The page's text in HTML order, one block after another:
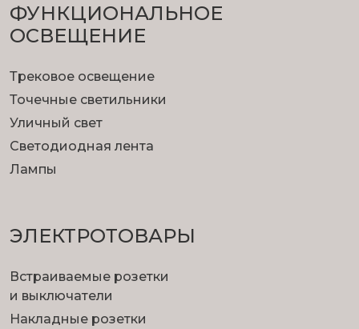
ФУНКЦИОНА­ЛЬНОЕ
ОСВЕЩЕНИЕ
Трековое освещение
Точечные светильники
Уличный свет
Светодиодная лента
Лампы
ЭЛЕКТРОТОВАРЫ
Встраиваемые розетки
и выключатели
Накладные розетки